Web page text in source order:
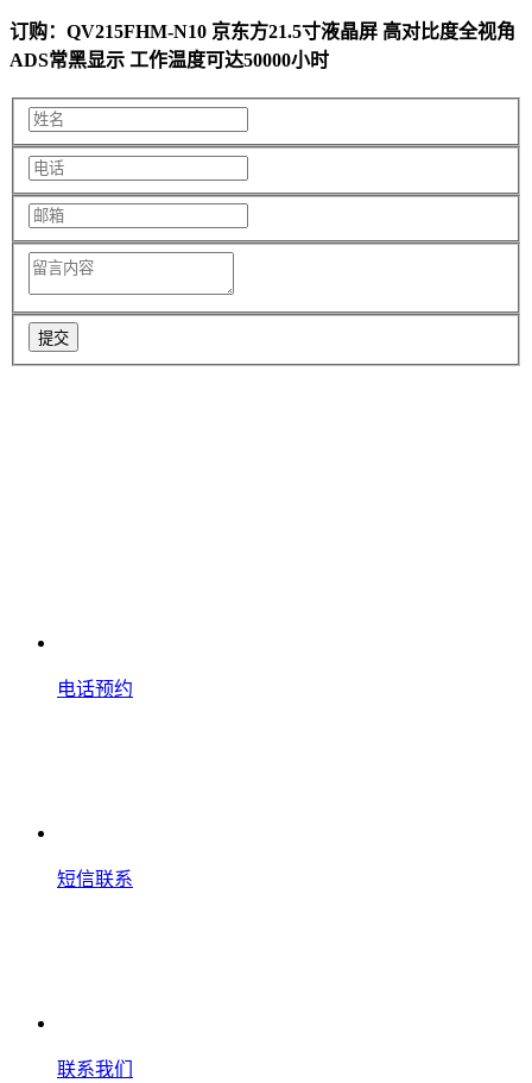
订购：QV215FHM-N10 京东方21.5寸液晶屏 高对比度全视角
ADS常黑显示 工作温度可达50000小时
提交
电话预约
短信联系
联系我们